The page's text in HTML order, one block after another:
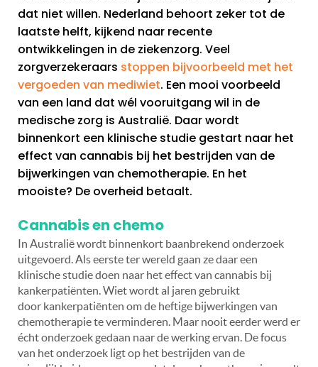
dat niet willen. Nederland behoort zeker tot de
laatste helft, kijkend naar recente
ontwikkelingen in de ziekenzorg. Veel
zorgverzekeraars stoppen bijvoorbeeld met het
vergoeden van mediwiet. Een mooi voorbeeld
van een land dat wél vooruitgang wil in de
medische zorg is Australië. Daar wordt
binnenkort een klinische studie gestart naar het
effect van cannabis bij het bestrijden van de
bijwerkingen van chemotherapie. En het
mooiste? De overheid betaalt.
Cannabis en chemo
In Australië wordt binnenkort baanbrekend onderzoek
uitgevoerd. Als eerste ter wereld gaan ze daar een
klinische studie doen naar het effect van cannabis bij
kankerpatiënten. Wiet wordt al jaren gebruikt
door kankerpatiënten om de heftige bijwerkingen van
chemotherapie te verminderen. Maar nooit eerder werd er
écht onderzoek gedaan naar de werking ervan. De focus
van het onderzoek ligt op het bestrijden van de